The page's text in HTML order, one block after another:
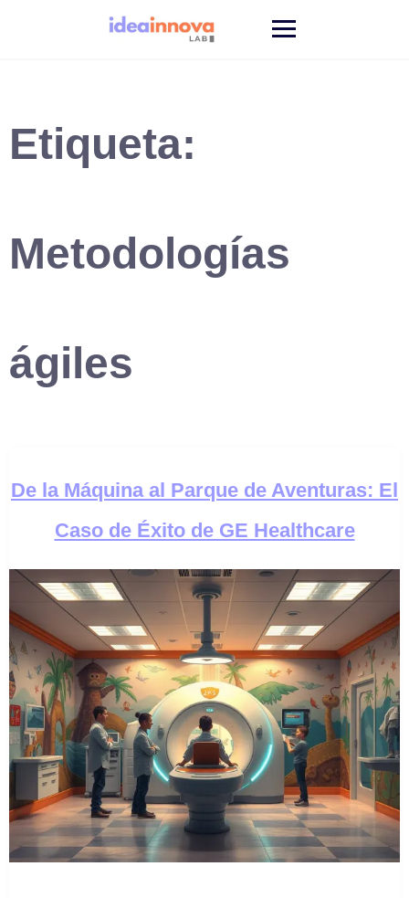
Etiqueta:
Metodologías
ágiles
De la Máquina al Parque de Aventuras: El
Caso de Éxito de GE Healthcare